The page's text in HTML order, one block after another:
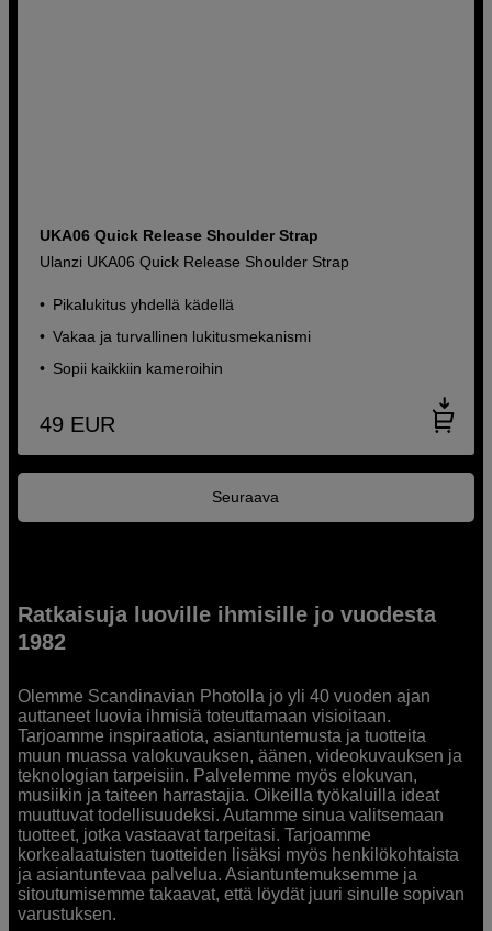
UKA06 Quick Release Shoulder Strap
Ulanzi UKA06 Quick Release Shoulder Strap
Pikalukitus yhdellä kädellä
Vakaa ja turvallinen lukitusmekanismi
Sopii kaikkiin kameroihin
49 EUR
Seuraava
Ratkaisuja luoville ihmisille jo vuodesta
1982
Olemme Scandinavian Photolla jo yli 40 vuoden ajan
auttaneet luovia ihmisiä toteuttamaan visioitaan.
Tarjoamme inspiraatiota, asiantuntemusta ja tuotteita
muun muassa valokuvauksen, äänen, videokuvauksen ja
teknologian tarpeisiin. Palvelemme myös elokuvan,
musiikin ja taiteen harrastajia. Oikeilla työkaluilla ideat
muuttuvat todellisuudeksi. Autamme sinua valitsemaan
tuotteet, jotka vastaavat tarpeitasi. Tarjoamme
korkealaatuisten tuotteiden lisäksi myös henkilökohtaista
ja asiantuntevaa palvelua. Asiantuntemuksemme ja
sitoutumisemme takaavat, että löydät juuri sinulle sopivan
varustuksen.